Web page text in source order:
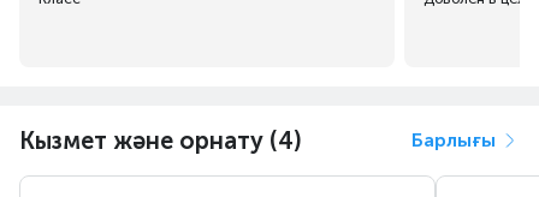
Кызмет және орнату (4) Барлығы